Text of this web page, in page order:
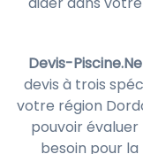
Devis-
devis à trois
votre région
pouvoir
besoin pour la